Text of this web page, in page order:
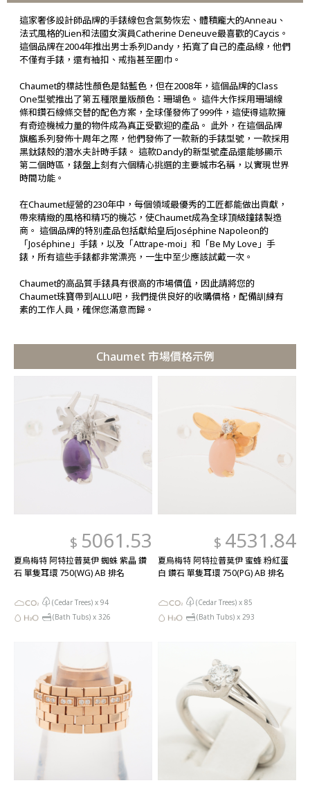
這家奢侈設計師品牌的手錶線包含氣勢恢宏、體積龐大的Anneau、
法式風格的Lien和法國女演員Catherine Deneuve最喜歡的Caycis。
這個品牌在2004年推出男士系列Dandy，拓寬了自己的產品線，他們
不僅有手錶，還有袖扣、戒指甚至圍巾。
Chaumet的標誌性顏色是鈷藍色，但在2008年，這個品牌的Class
One型號推出了第五種限量版顏色：珊瑚色。 這件大作採用珊瑚線
條和鑽石線條交替的配色方案，全球僅發佈了999件，這使得這款擁
有奇迹機械力量的物件成為真正受歡迎的產品。 此外，在這個品牌
旗艦系列發佈十周年之際，他們發佈了一款新的手錶型號，一款採用
黑鈦錶殼的潛水夫計時手錶。 這款Dandy的新型號產品還能够顯示
第二個時區，錶盤上刻有六個精心挑選的主要城市名稱，以實現世界
時間功能。
在Chaumet經營的230年中，每個領域最優秀的工匠都能做出貢獻，
帶來精緻的風格和精巧的機芯，使Chaumet成為全球頂級鐘錶製造
商。 這個品牌的特別產品包括獻給皇后Joséphine Napoleon的
「Joséphine」手錶，以及「Attrape-moi」和「Be My Love」手
錶，所有這些手錶都非常漂亮，一生中至少應該試戴一次。
Chaumet的高品質手錶具有很高的市場價值，因此請將您的
Chaumet珠寶帶到ALLU吧，我們提供良好的收購價格，配備訓練有
素的工作人員，確保您滿意而歸。
Chaumet 市場價格示例
$ 5061.53
夏烏梅特 阿特拉普莫伊 蜘蛛 紫晶 鑽
石 單隻耳環 750(WG) AB 排名
(Cedar Trees) x 94
(Bath Tubs) x 326
$ 4531.84
夏烏梅特 阿特拉普莫伊 蜜蜂 粉紅蛋
白 鑽石 單隻耳環 750(PG) AB 排名
(Cedar Trees) x 85
(Bath Tubs) x 293